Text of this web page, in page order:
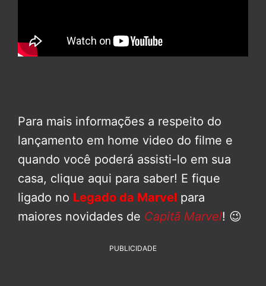
Para mais informações a respeito do
lançamento em home video do filme e
quando você poderá assisti-lo em sua
casa, clique aqui para saber! E fique
ligado no Legado da Marvel para
maiores novidades de Capitã Marvel! 😉
PUBLICIDADE